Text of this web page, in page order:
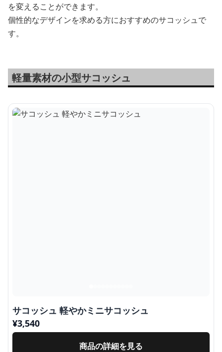
を変えることができます。
個性的なデザインを求める方におすすめのサコッシュで
す。
軽量素材の小型サコッシュ
サコッシュ 軽やかミニサコッシュ
¥3,540
商品の詳細を見る